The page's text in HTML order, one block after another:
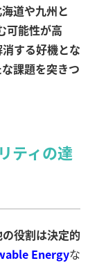
道や九州と
可能性が高
する好機とな
課題を突きつ
ティの達
役割は決定的
Energyな